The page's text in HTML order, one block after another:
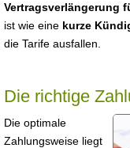
Vertragsverlängerung
ist wie eine kurze
die Tarife ausfallen.
Die richtige
Die optimale
Zahlungsweise liegt